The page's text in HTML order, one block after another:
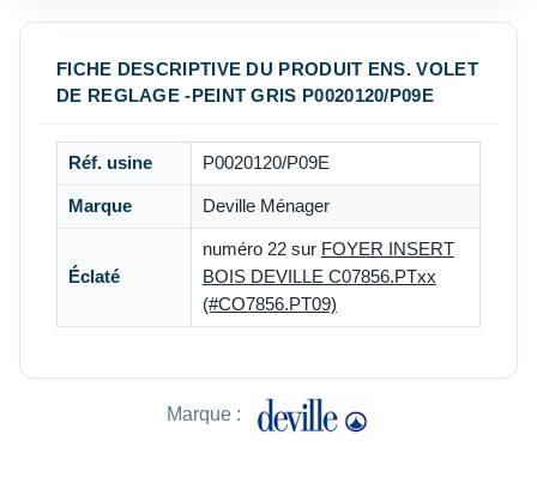
FICHE DESCRIPTIVE DU PRODUIT ENS. VOLET
DE REGLAGE -PEINT GRIS P0020120/P09E
Réf. usine P0020120/P09E
Marque Deville Ménager
Éclaté
numéro 22 sur FOYER INSERT
BOIS DEVILLE C07856.PTxx
(#CO7856.PT09)
Marque :